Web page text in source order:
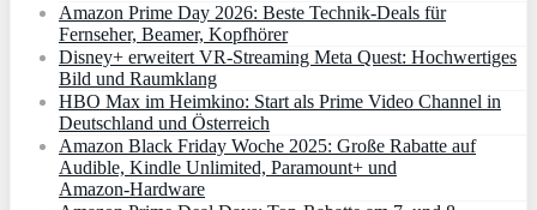
Amazon Prime Day 2026: Beste Technik-Deals für
Fernseher, Beamer, Kopfhörer
Disney+ erweitert VR‑Streaming Meta Quest: Hochwertiges
Bild und Raumklang
HBO Max im Heimkino: Start als Prime Video Channel in
Deutschland und Österreich
Amazon Black Friday Woche 2025: Große Rabatte auf
Audible, Kindle Unlimited, Paramount+ und
Amazon‑Hardware